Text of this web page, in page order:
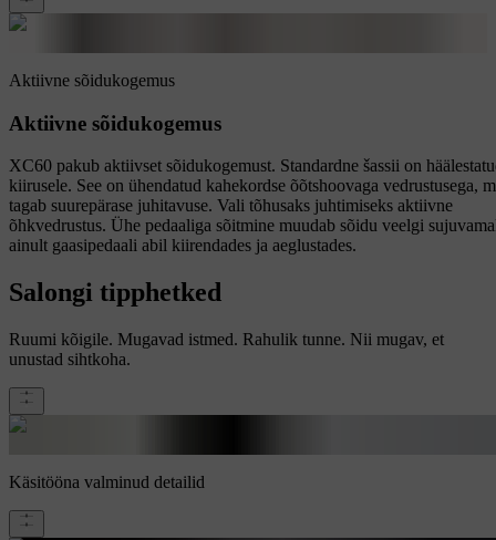
Aktiivne sõidukogemus
Aktiivne sõidukogemus
XC60 pakub aktiivset sõidukogemust. Standardne šassii on
kiirusele. See on ühendatud kahekordse õõtshoovaga vedrustusega,
tagab suurepärase juhitavuse. Vali tõhusaks juhtimiseks aktiivne
õhkvedrustus. Ühe pedaaliga sõitmine muudab sõidu veelgi
ainult gaasipedaali abil kiirendades ja aeglustades.
Salongi tipphetked
Ruumi kõigile. Mugavad istmed. Rahulik tunne. Nii mugav, et
unustad sihtkoha.
Käsitööna valminud detailid